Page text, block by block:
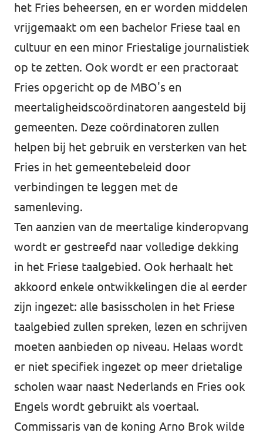
het Fries beheersen, en er worden middelen
vrijgemaakt om een bachelor Friese taal en
cultuur en een minor Friestalige journalistiek
op te zetten. Ook wordt er een practoraat
Fries opgericht op de MBO's en
meertaligheidscoördinatoren aangesteld bij
gemeenten. Deze coördinatoren zullen
helpen bij het gebruik en versterken van het
Fries in het gemeentebeleid door
verbindingen te leggen met de
samenleving.
Ten aanzien van de meertalige kinderopvang
wordt er gestreefd naar volledige dekking
in het Friese taalgebied. Ook herhaalt het
akkoord enkele ontwikkelingen die al eerder
zijn ingezet: alle basisscholen in het Friese
taalgebied zullen spreken, lezen en schrijven
moeten aanbieden op niveau. Helaas wordt
er niet specifiek ingezet op meer drietalige
scholen waar naast Nederlands en Fries ook
Engels wordt gebruikt als voertaal.
Commissaris van de koning Arno Brok wilde